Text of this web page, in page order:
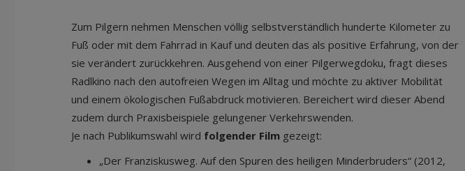
Zum Pilgern nehmen Menschen völlig selbstverständlich hunderte Kilometer zu
Fuß oder mit dem Fahrrad in Kauf und deuten das als positive Erfahrung, von der
sie verändert zurückkehren. Ausgehend von einer Pilgerwegdoku, fragt dieses
Radlkino nach den autofreien Wegen im Alltag und möchte zu aktiver Mobilität
und einem ökologischen Fußabdruck motivieren. Bereichert wird dieser Abend
zudem durch Praxisbeispiele gelungener Verkehrswenden.
Je nach Publikumswahl wird folgender Film gezeigt:
„Der Franziskusweg. Auf den Spuren des heiligen Minderbruders“ (2012,